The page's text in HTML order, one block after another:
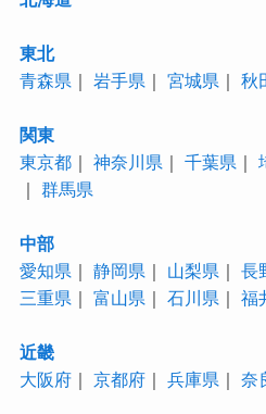
東北
青森県 ｜ 岩手県 ｜ 宮城県 ｜ 秋
関東
東京都｜ 神奈川県 ｜ 千葉県 ｜
｜ 群馬県
中部
愛知県 ｜ 静岡県 ｜ 山梨県 ｜ 長
三重県 ｜ 富山県 ｜ 石川県 ｜ 福
近畿
大阪府｜ 京都府｜ 兵庫県 ｜ 奈